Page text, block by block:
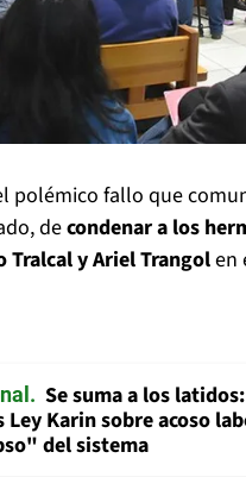
polémico fallo que
decondenar a los
Tralcal y Ariel Trangolen
Se suma a los
Ley Karin sobre acoso
del sistema